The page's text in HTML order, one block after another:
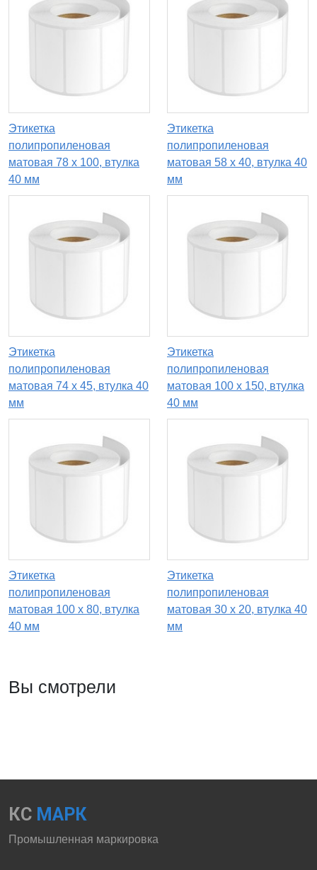
Этикетка
полипропиленовая
матовая 78 x 100, втулка
40 мм
Этикетка
полипропиленовая
матовая 58 x 40, втулка 40
мм
Этикетка
полипропиленовая
матовая 74 x 45, втулка 40
мм
Этикетка
полипропиленовая
матовая 100 x 150, втулка
40 мм
Этикетка
полипропиленовая
матовая 100 x 80, втулка
40 мм
Этикетка
полипропиленовая
матовая 30 x 20, втулка 40
мм
Вы смотрели
КС МАРК
Промышленная маркировка